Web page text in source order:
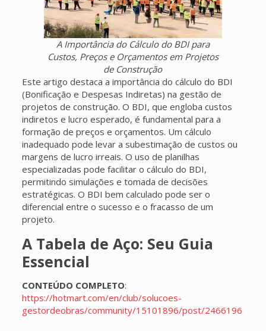
A Importância do Cálculo do BDI para
Custos, Preços e Orçamentos em Projetos
de Construção
Este artigo destaca a importância do cálculo do BDI
(Bonificação e Despesas Indiretas) na gestão de
projetos de construção. O BDI, que engloba custos
indiretos e lucro esperado, é fundamental para a
formação de preços e orçamentos. Um cálculo
inadequado pode levar a subestimação de custos ou
margens de lucro irreais. O uso de planilhas
especializadas pode facilitar o cálculo do BDI,
permitindo simulações e tomada de decisões
estratégicas. O BDI bem calculado pode ser o
diferencial entre o sucesso e o fracasso de um
projeto.
A Tabela de Aço: Seu Guia
Essencial
CONTEÚDO COMPLETO:
https://hotmart.com/en/club/solucoes-
gestordeobras/community/15101896/post/2466196